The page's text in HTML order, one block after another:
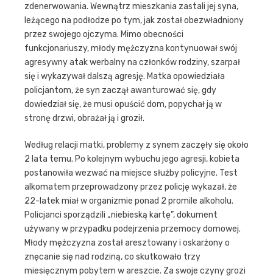
zdenerwowania. Wewnątrz mieszkania zastali jej syna,
leżącego na podłodze po tym, jak został obezwładniony
przez swojego ojczyma. Mimo obecności
funkcjonariuszy, młody mężczyzna kontynuował swój
agresywny atak werbalny na członków rodziny, szarpał
się i wykazywał dalszą agresję. Matka opowiedziała
policjantom, że syn zaczął awanturować się, gdy
dowiedział się, że musi opuścić dom, popychał ją w
stronę drzwi, obrażał ją i groził.
Według relacji matki, problemy z synem zaczęły się około
2 lata temu. Po kolejnym wybuchu jego agresji, kobieta
postanowiła wezwać na miejsce służby policyjne. Test
alkomatem przeprowadzony przez policję wykazał, że
22-latek miał w organizmie ponad 2 promile alkoholu.
Policjanci sporządzili „niebieską kartę”, dokument
używany w przypadku podejrzenia przemocy domowej.
Młody mężczyzna został aresztowany i oskarżony o
znęcanie się nad rodziną, co skutkowało trzy
miesięcznym pobytem w areszcie. Za swoje czyny grozi